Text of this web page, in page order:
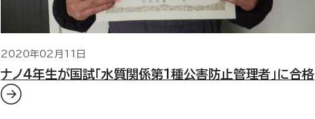
2020年02月11日
ナノ4年生が国試「水質関係第1種公害防止管理者」に合格